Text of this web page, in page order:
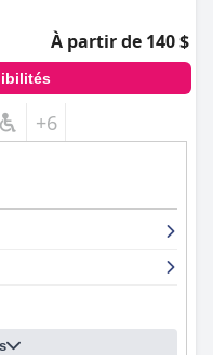
À partir de 140 $
+6